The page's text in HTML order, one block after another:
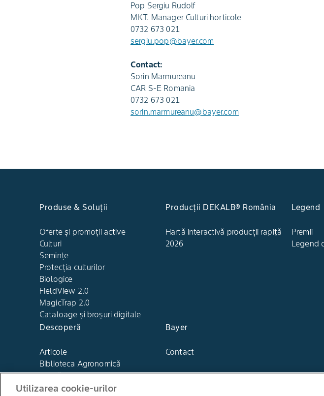
Pop Sergiu Rudolf
MKT. Manager Culturi horticole
0732 673 021
sergiu.pop@bayer.com
Contact:
Sorin Marmureanu
CAR S-E Romania
0732 673 021
sorin.marmureanu@bayer.com
Produse & Soluții
Oferte și promoții active
Culturi
Semințe
Protecția culturilor
Biologice
FieldView 2.0
MagicTrap 2.0
Cataloage și broșuri digitale
Producții DEKALB® România
Hartă interactivă producții rapiță
2026
Legend
Premii
Legend
Descoperă
Articole
Biblioteca Agronomică
Noutăți Bayer
Bayer
Contact
Utilizarea cookie-urilor